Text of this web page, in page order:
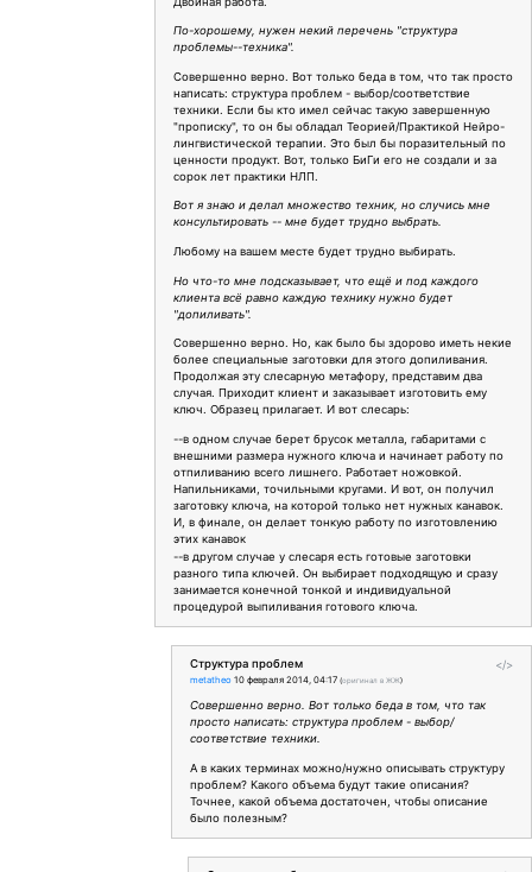
По-хорошему, нужен некий перечень "структура
проблемы--техника".
Совершенно верно. Вот только беда в том, что так просто
написать: структура проблем - выбор/соответствие
техники. Если бы кто имел сейчас такую завершенную
"прописку", то он бы обладал Теорией/Практикой Нейро-
лингвистической терапии. Это был бы поразительный по
ценности продукт. Вот, только БиГи его не создали и за
сорок лет практики НЛП.
Вот я знаю и делал множество техник, но случись мне
консультировать -- мне будет трудно выбрать.
Любому на вашем месте будет трудно выбирать.
Но что-то мне подсказывает, что ещё и под каждого
клиента всё равно каждую технику нужно будет
"допиливать".
Совершенно верно. Но, как было бы здорово иметь некие
более специальные заготовки для этого допиливания.
Продолжая эту слесарную метафору, представим два
случая. Приходит клиент и заказывает изготовить ему
ключ. Образец прилагает. И вот слесарь:
--в одном случае берет брусок металла, габаритами с
внешними размера нужного ключа и начинает работу по
отпиливанию всего лишнего. Работает ножовкой.
Напильниками, точильными кругами. И вот, он получил
заготовку ключа, на которой только нет нужных канавок.
И, в финале, он делает тонкую работу по изготовлению
этих канавок
--в другом случае у слесаря есть готовые заготовки
разного типа ключей. Он выбирает подходящую и сразу
занимается конечной тонкой и индивидуальной
процедурой выпиливания готового ключа.
</>
Структура проблем
metatheo 10 февраля 2014, 04:17 (оригинал в ЖЖ)
Совершенно верно. Вот только беда в том, что так
просто написать: структура проблем - выбор/
соответствие техники.
А в каких терминах можно/нужно описывать структуру
проблем? Какого объема будут такие описания?
Точнее, какой объема достаточен, чтобы описание
было полезным?